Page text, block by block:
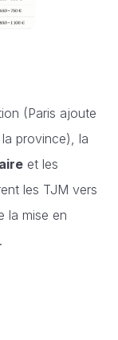
(Paris ajoute
province), la
et les
les TJM vers
la mise en